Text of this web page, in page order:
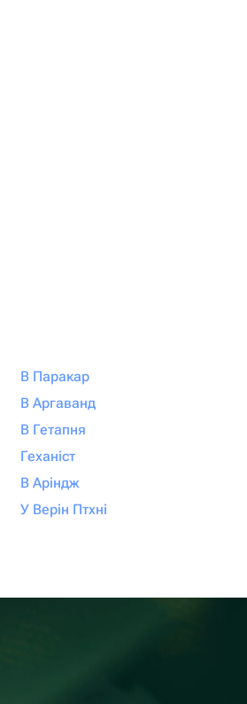
В Паракар
В Аргаванд
В Гетапня
Геханіст
В Аріндж
У Верін Птхні